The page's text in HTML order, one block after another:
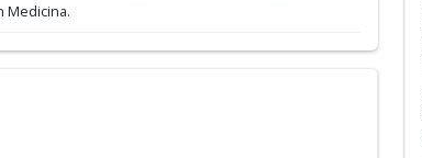
Medicina.